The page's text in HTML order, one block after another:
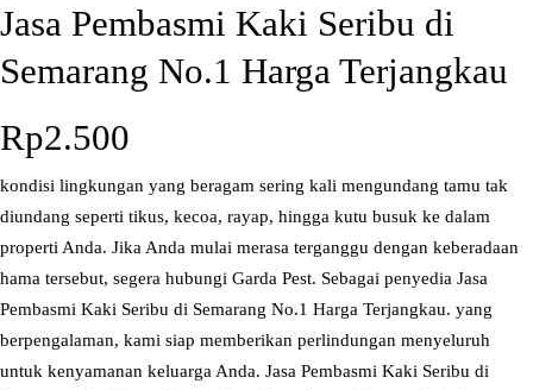
Jasa Pembasmi Kaki Seribu di
Semarang No.1 Harga Terjangkau
Rp2.500
kondisi lingkungan yang beragam sering kali mengundang tamu tak
diundang seperti tikus, kecoa, rayap, hingga kutu busuk ke dalam
properti Anda. Jika Anda mulai merasa terganggu dengan keberadaan
hama tersebut, segera hubungi Garda Pest. Sebagai penyedia Jasa
Pembasmi Kaki Seribu di Semarang No.1 Harga Terjangkau. yang
berpengalaman, kami siap memberikan perlindungan menyeluruh
untuk kenyamanan keluarga Anda. Jasa Pembasmi Kaki Seribu di